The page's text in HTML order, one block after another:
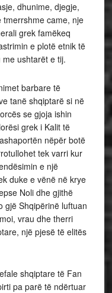
dhunime, djegje,
came, nje
grek famëkeq
e plotë etnik të
ushtarët e tij.
barbare të
tanë shqiptarë si në
se gjoja ishin
grek i Kalit të
nëpër botë
tek varri kur
e një
duke e vënë në krye
Noli dhe gjithë
gjë Shqipërinë luftuan
vrau dhe therri
një pjesë të elitës
shqiptare të Fan
pa parë të ndërtuar